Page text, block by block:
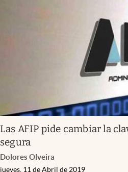
Las AFIP pide cambiar la
segura
Dolores Olveira
jueves, 11 de Abril de 2019